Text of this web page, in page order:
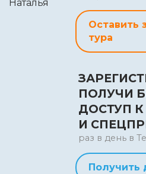
Оставить
тура
ПОЛУЧИ
ДОСТУП
И
раз в день в
Получить